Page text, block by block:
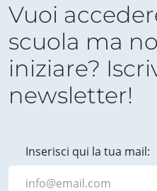
Vuoi
scuola ma
iniziare?
newsletter!
Inserisci qui la tua mail: